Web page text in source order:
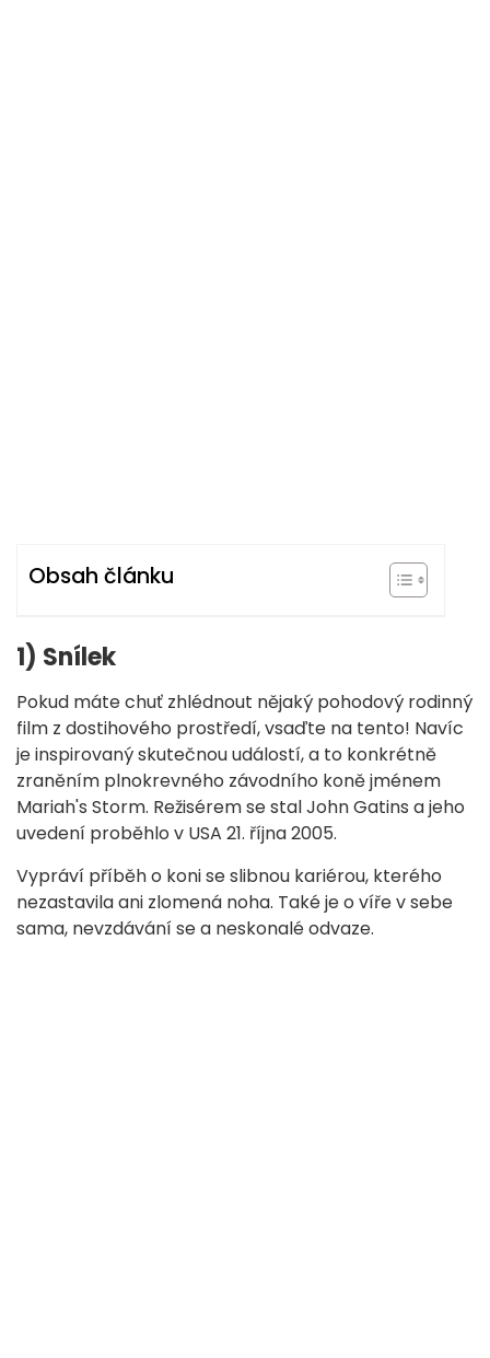
Obsah článku
1) Snílek
Pokud máte chuť zhlédnout nějaký pohodový rodinný
film z dostihového prostředí, vsaďte na tento! Navíc
je inspirovaný skutečnou událostí, a to konkrétně
zraněním plnokrevného závodního koně jménem
Mariah's Storm. Režisérem se stal John Gatins a jeho
uvedení proběhlo v USA 21. října 2005.
Vypráví příběh o koni se slibnou kariérou, kterého
nezastavila ani zlomená noha. Také je o víře v sebe
sama, nevzdávání se a neskonalé odvaze.